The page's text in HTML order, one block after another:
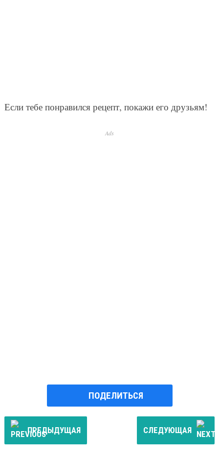
Если тебе понравился рецепт, покажи его друзьям!
Ads
ПОДЕЛИТЬСЯ
ПРЕДЫДУЩАЯ СЛЕДУЮЩАЯ